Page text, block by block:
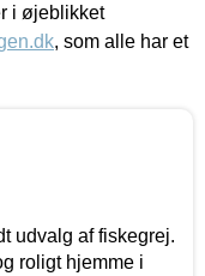
i øjeblikket
, som alle har et
udvalg af fiskegrej.
roligt hjemme i